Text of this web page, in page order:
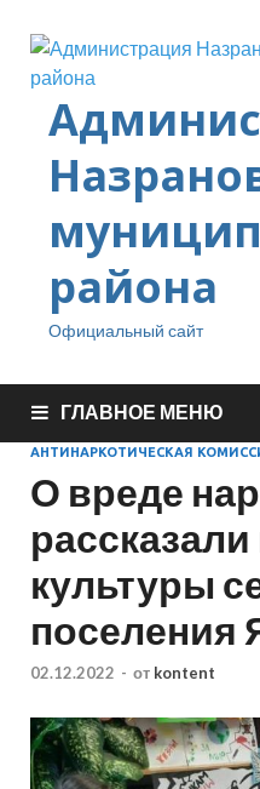
района
Официальный сайт
ГЛАВНОЕ МЕНЮ
АНТИНАРКОТИЧЕСКАЯ
О вреде
культуры
поселения
02.12.2022 - от kontent